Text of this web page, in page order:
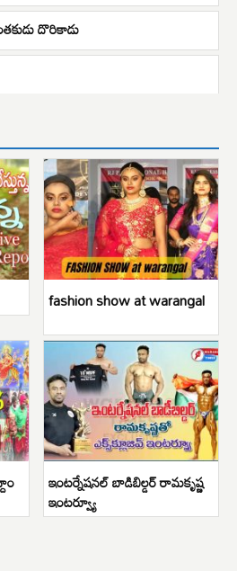
దొరికాడు
fashion show at warangal
ఇంటర్నేషనల్ బాడిబిల్డర్ రామకృష్ణ
ఇంటర్వ్యూ